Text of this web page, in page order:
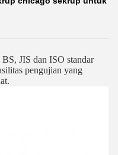
JIS dan ISO standar
pengujian yang